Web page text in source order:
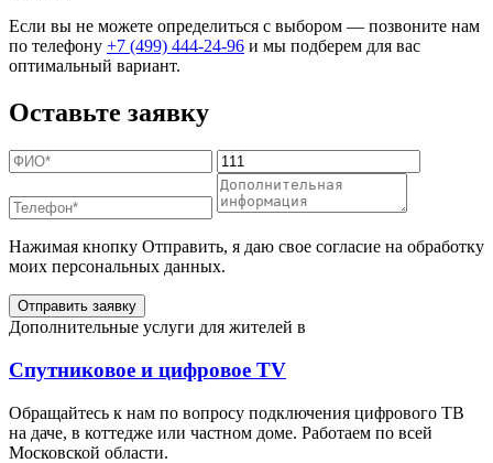
Если вы не можете определиться с выбором — позвоните нам
по телефону +7 (499) 444-24-96 и мы подберем для вас
оптимальный вариант.
Оставьте заявку
Нажимая кнопку Отправить, я даю свое согласие на обработку
моих персональных данных.
Отправить заявку
Дополнительные услуги для жителей в
Спутниковое и цифровое TV
Обращайтесь к нам по вопросу подключения цифрового ТВ
на даче, в коттедже или частном доме. Работаем по всей
Московской области.